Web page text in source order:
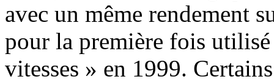
avec un même rendement
pour la première fois
vitesses » en 1999.